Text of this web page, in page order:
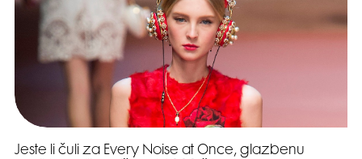
Jeste li čuli za Every Noise at Once, glazbenu